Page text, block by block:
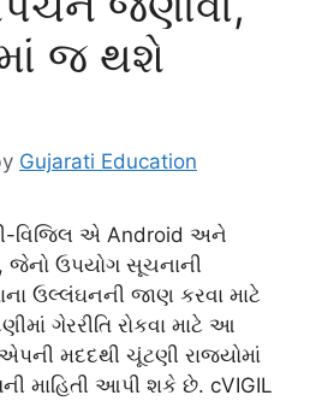
જ થશે
Gujarati Education
વિજિલ એ Android અને
જેનો ઉપયોગ સૂચનાની
ઉલ્લંઘનની જાણ કરવા માટે
ગેરરીતિ રોકવા માટે આ
મદદથી ચૂંટણી રાજ્યોમાં
માહિતી આપી શકે છે. cVIGIL